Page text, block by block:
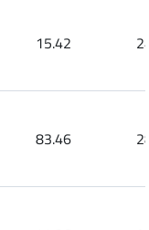
15.42
83.46